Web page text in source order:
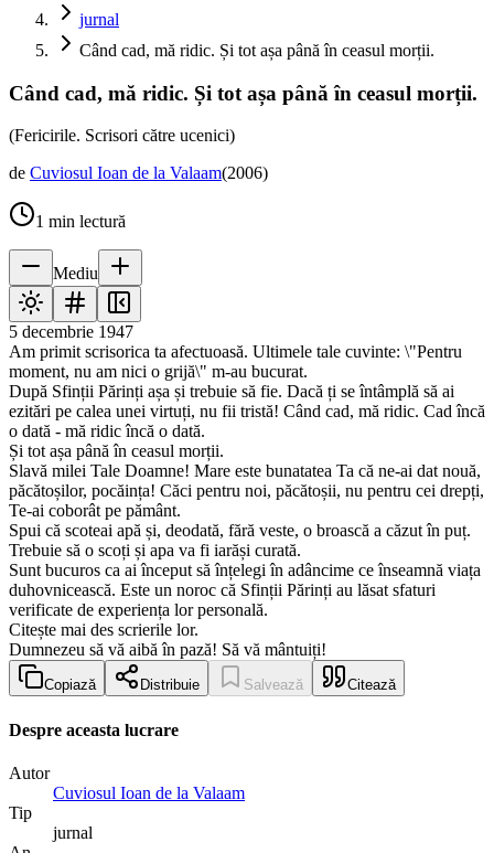
jurnal
Când cad, mă ridic. Și tot așa până în ceasul morții.
Când cad, mă ridic. Și tot așa până în ceasul morții.
(Fericirile. Scrisori către ucenici)
de Cuviosul Ioan de la Valaam(2006)
1 min lectură
Mediu
5 decembrie 1947
Am primit scrisorica ta afectuoasă. Ultimele tale cuvinte: \"Pentru
moment, nu am nici o grijă\" m-au bucurat.
După Sfinții Părinți așa și trebuie să fie. Dacă ți se întâmplă să ai
ezitări pe calea unei virtuți, nu fii tristă! Când cad, mă ridic. Cad încă
o dată - mă ridic încă o dată.
Și tot așa până în ceasul morții.
Slavă milei Tale Doamne! Mare este bunatatea Ta că ne-ai dat nouă,
păcătoșilor, pocăința! Căci pentru noi, păcătoșii, nu pentru cei drepți,
Te-ai coborât pe pământ.
Spui că scoteai apă și, deodată, fără veste, o broască a căzut în puț.
Trebuie să o scoți și apa va fi iarăși curată.
Sunt bucuros ca ai început să înțelegi în adâncime ce înseamnă viața
duhovnicească. Este un noroc că Sfinții Părinți au lăsat sfaturi
verificate de experiența lor personală.
Citește mai des scrierile lor.
Dumnezeu să vă aibă în pază! Să vă mântuiți!
Copiază Distribuie Salvează Citează
Despre aceasta lucrare
Autor
Cuviosul Ioan de la Valaam
Tip
jurnal